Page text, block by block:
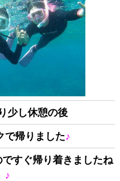
少し休憩の後
で帰りました♪
すぐ帰り着きましたね
♪